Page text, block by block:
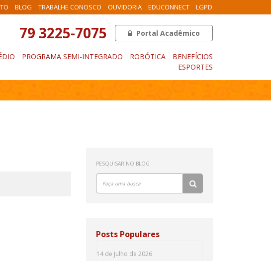
BLOG TRABALHE CONOSCO OUVIDORIA EDUCONNECT LGPD
79 3225-7075 Portal Acadêmico
PROGRAMA SEMI-INTEGRADO ROBÓTICA
BENEFÍCIOS
ESPORTES
PESQUISAR NO BLOG
Posts Populares
14 de Julho de 2026